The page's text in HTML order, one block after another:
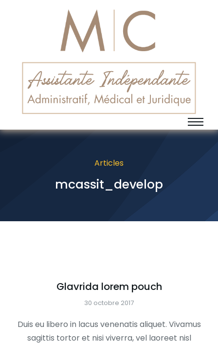
Articles
mcassit_develop
Glavrida lorem pouch
30 octobre 2017
Duis eu libero in lacus venenatis aliquet. Vivamus
sagittis tortor et nisi viverra, vel laoreet nisl